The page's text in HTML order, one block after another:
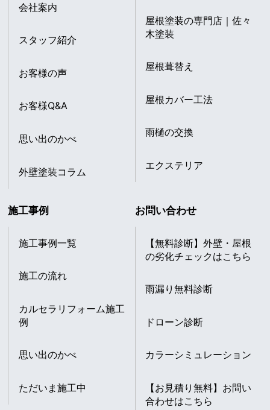
会社案内
スタッフ紹介
お客様の声
お客様Q&A
思い出のかべ
外壁塗装コラム
屋根塗装の専門店｜佐々
木塗装
屋根葺替え
屋根カバー工法
雨樋の交換
エクステリア
施工事例
施工事例一覧
施工の流れ
カルセラリフォーム施工
例
思い出のかべ
ただいま施工中
お問い合わせ
【無料診断】外壁・屋根
の劣化チェックはこちら
雨漏り無料診断
ドローン診断
カラーシミュレーション
【お見積り無料】お問い
合わせはこちら